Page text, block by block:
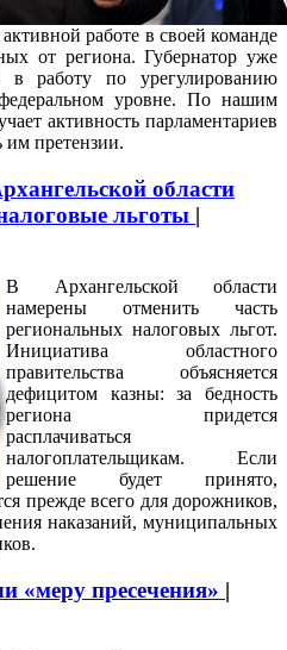
работе в своей команде
от региона. Губернатор уже
в работу по урегулированию
уровне. По нашим
активность парламентариев
им претензии.
области
льготы |
В Архангельской области
намерены отменить часть
региональных налоговых льгот.
Инициатива областного
правительства объясняется
дефицитом казны: за бедность
региона придется
расплачиваться
налогоплательщикам. Если
решение будет принято,
прежде всего для дорожников,
наказаний, муниципальных
«меру пресечения» |